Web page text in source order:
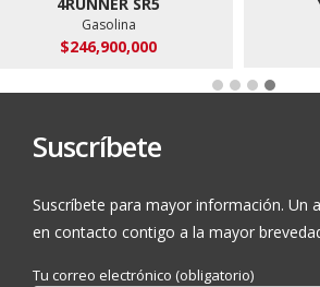
Gasolina
$246,900,000
Suscríbete
Suscríbete para mayor información. Un
en contacto contigo a la mayor
Tu correo electrónico (obligatorio)